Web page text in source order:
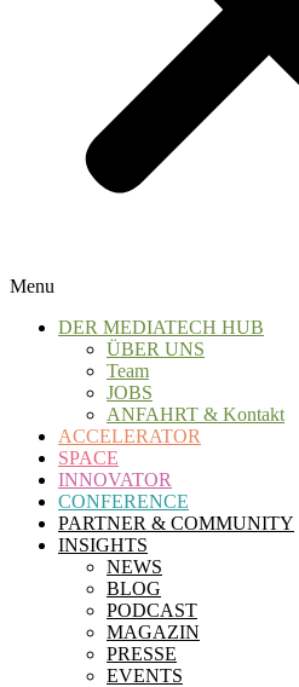
Menu
DER MEDIATECH HUB
ÜBER UNS
Team
JOBS
ANFAHRT & Kontakt
ACCELERATOR
SPACE
INNOVATOR
CONFERENCE
PARTNER & COMMUNITY
INSIGHTS
NEWS
BLOG
PODCAST
MAGAZIN
PRESSE
EVENTS